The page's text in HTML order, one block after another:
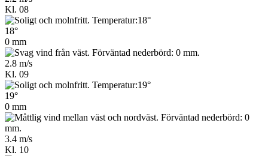
Kl. 08
18°
0 mm
2.8 m/s
Kl. 09
19°
0 mm
3.4 m/s
Kl. 10